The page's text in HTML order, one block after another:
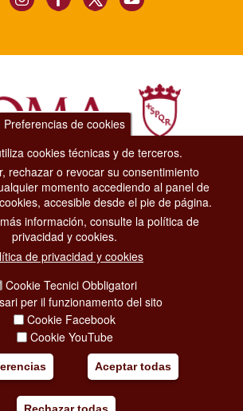
Eventi, Sport, Turismo e Moda.
51
CENTER TEL. 06 06 08
LA REDAZIONE
SOCIAL MEDIA POLICY
Preferencias de cookies
cookies técnicas y de terceros.
rechazar o revocar su consentimiento
momento accediendo al panel de
accesible desde el pie de página.
información, consulte la política de
privacidad y cookies.
de privacidad y cookies
Cookie Tecnici Obbligatori
per il funzionamento del sito
Cookie Facebook
Cookie YouTube
Aceptar todas